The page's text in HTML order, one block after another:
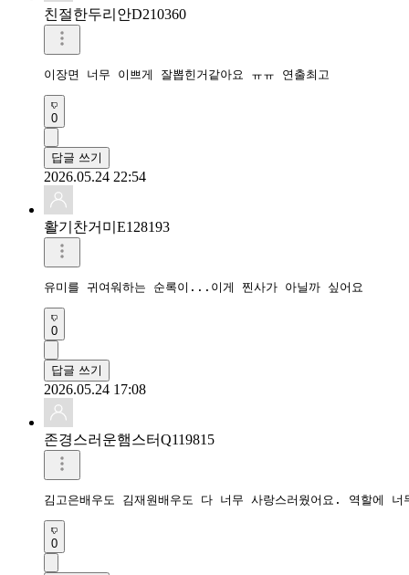
친절한두리안D210360
이장면 너무 이쁘게 잘뽑힌거같아요 ㅠㅠ 연출최고
0
답글 쓰기
2026.05.24 22:54
활기찬거미E128193
유미를 귀여워하는 순록이...이게 찐사가 아닐까 싶어요
0
답글 쓰기
2026.05.24 17:08
존경스러운햄스터Q119815
김고은배우도 김재원배우도 다 너무 사랑스러웠어요. 역할에 너
0